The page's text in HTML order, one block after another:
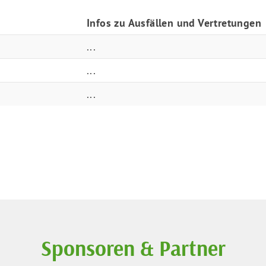
Infos zu Ausfällen und Vertretungen
...
...
...
Sponsoren & Partner